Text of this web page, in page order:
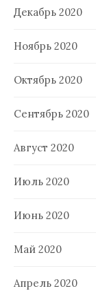
Декабрь 2020
Ноябрь 2020
Октябрь 2020
Сентябрь 2020
Август 2020
Июль 2020
Июнь 2020
Май 2020
Апрель 2020